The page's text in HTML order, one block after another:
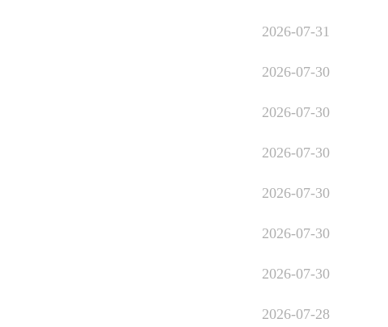
2026-07-31
2026-07-30
2026-07-30
2026-07-30
2026-07-30
2026-07-30
2026-07-30
2026-07-28